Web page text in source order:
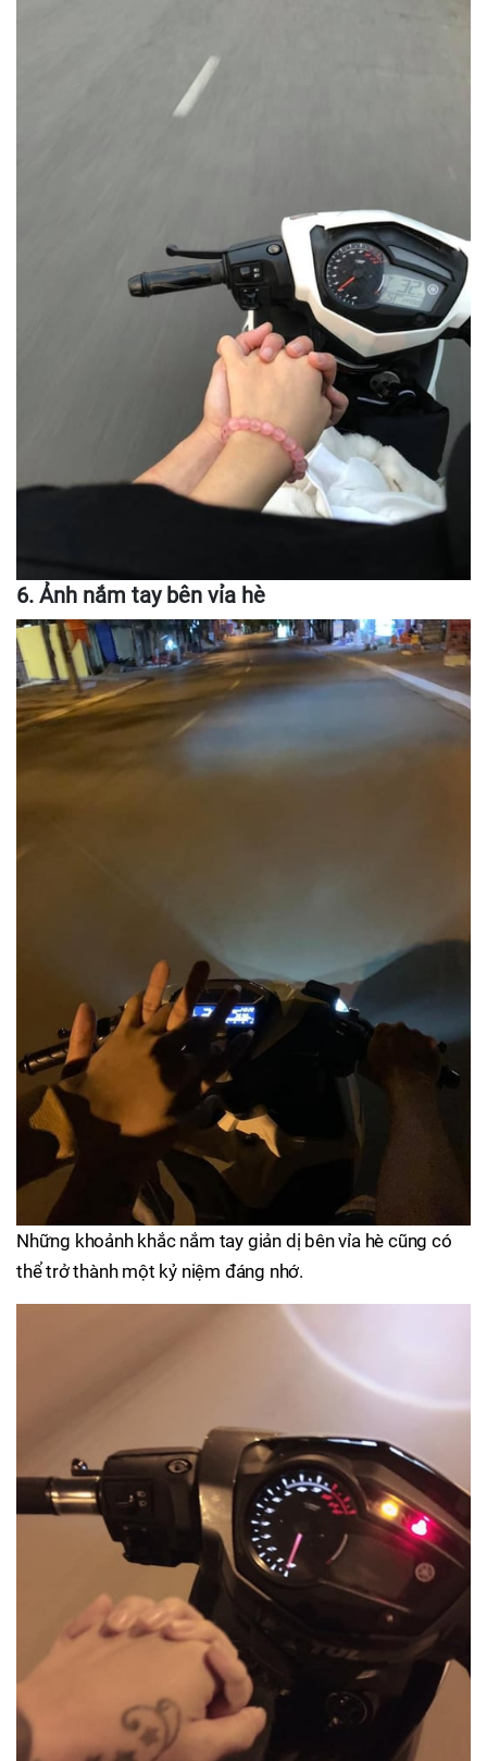
6. Ảnh nắm tay bên vỉa hè
Những khoảnh khắc nắm tay giản dị bên vỉa hè cũng có
thể trở thành một kỷ niệm đáng nhớ.